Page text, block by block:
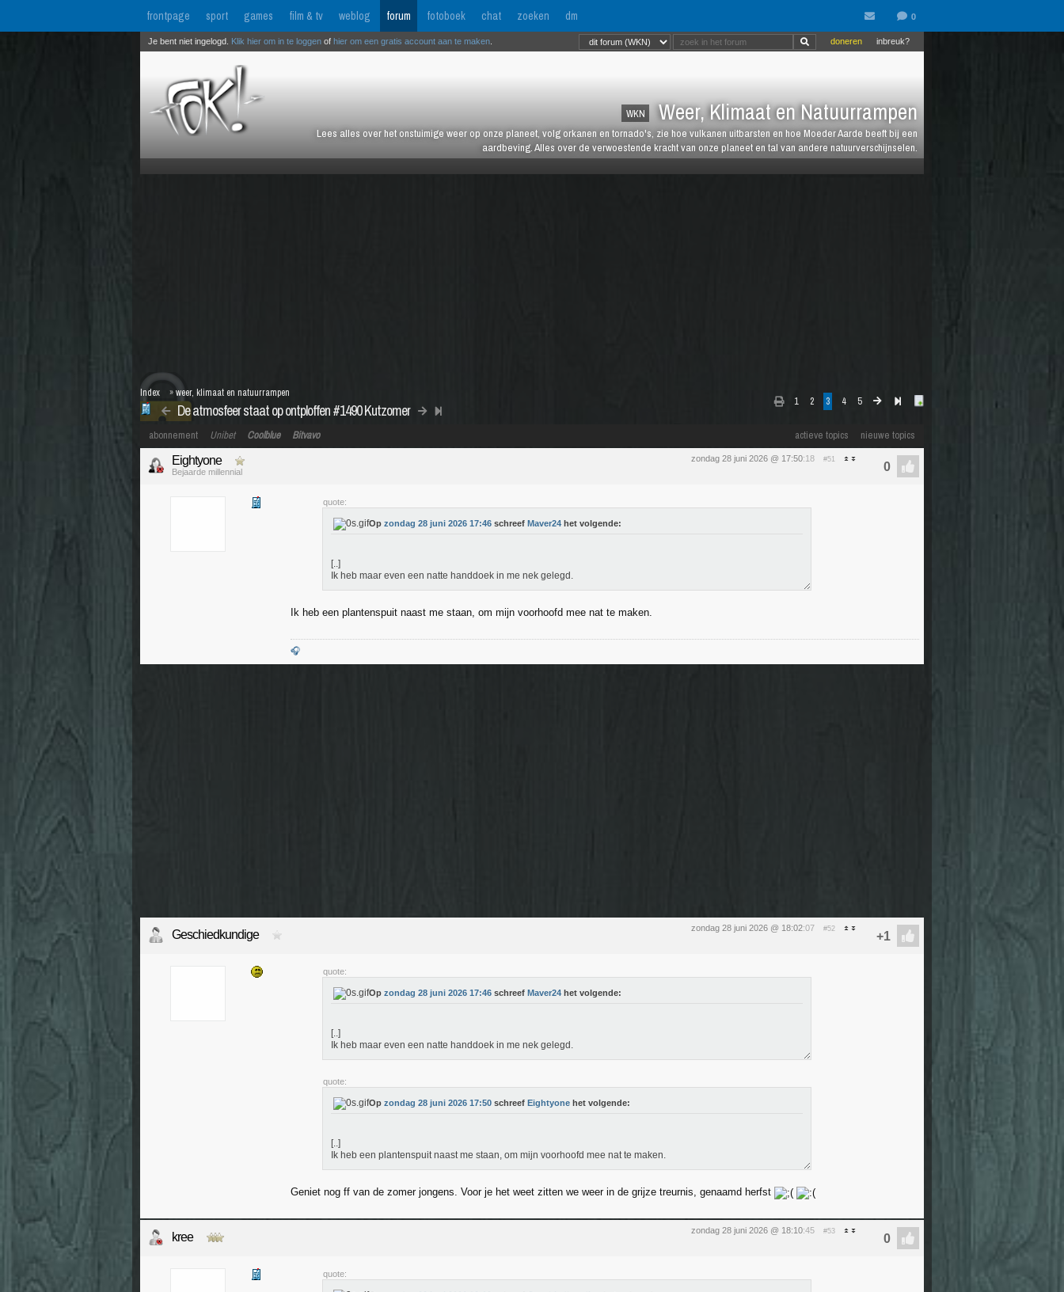
frontpage sport games film & tv weblog forum fotoboek chat zoeken dm
WKN Weer, Klimaat en Natuurrampen
Lees alles over het onstuimige weer op onze planeet, volg orkanen en tornado's, zie hoe vulkanen uitbarsten en hoe Moeder Aarde beeft bij een
aardbeving. Alles over de verwoestende kracht van onze planeet en tal van andere natuurverschijnselen.
inbreuk?
doneren
Je bent niet ingelogd. Klik hier om in te loggen of hier om een gratis account aan te maken
1 2 3 4 5
De atmosfeer staat op ontploffen #1490 Kutzomer
Index »weer, klimaat en natuurrampen
actieve topics nieuwe topics
abonnement Unibet Coolblue Bitvavo
zondag 28 juni 2026 @ 17:50:18 #51
Eightyone
Bejaarde millennial
quote:
Op zondag 28 juni 2026 17:46 schreef Maver24 het volgende:
[..]
Ik heb maar even een natte handdoek in me nek gelegd.
Ik heb een plantenspuit naast me staan, om mijn voorhoofd mee nat te maken.
🎧
zondag 28 juni 2026 @ 18:02:07 #52
Geschiedkundige
quote:
Op zondag 28 juni 2026 17:46 schreef Maver24 het volgende:
[..]
Ik heb maar even een natte handdoek in me nek gelegd.
quote:
Op zondag 28 juni 2026 17:50 schreef Eightyone het volgende:
[..]
Ik heb een plantenspuit naast me staan, om mijn voorhoofd mee nat te maken.
Geniet nog ff van de zomer jongens. Voor je het weet zitten we weer in de grijze treurnis, genaamd herfst
zondag 28 juni 2026 @ 18:10:45 #53
kree
quote: